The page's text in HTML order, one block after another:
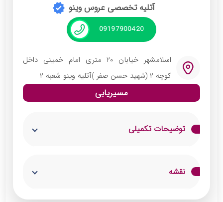
آتلیه تخصصی عروس وینو
09197900420
اسلامشهر خیابان ۲۰ متری امام خمینی داخل
کوچه ۲ (شهید حسن صفر )آتلیه وینو شعبه ۲
مسیریابی
توضیحات تکمیلی
بعنوان اولین استودیو در شهرستان اسلامشهر تور
نقشه